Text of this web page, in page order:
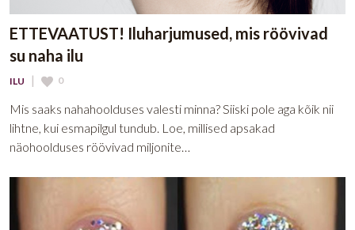
ETTEVAATUST! Iluharjumused, mis röövivad
su naha ilu
ILU | 0
Mis saaks nahahoolduses valesti minna? Siiski pole aga kõik nii
lihtne, kui esmapilgul tundub. Loe, millised apsakad
näohoolduses röövivad miljonite…